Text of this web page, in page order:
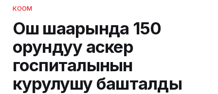
КООМ
Ош шаарында 150
орундуу аскер
госпиталынын
курулушу башталды